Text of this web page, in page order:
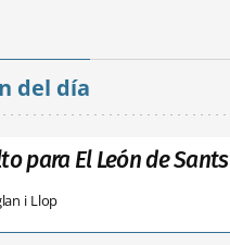
del día
para El León de Sants
i Llop